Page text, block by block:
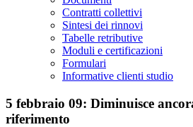
Contratti collettivi
Sintesi dei rinnovi
Tabelle retributive
Moduli e certificazioni
Formulari
Informative clienti studio
5 febbraio 09: Diminuisce
riferimento